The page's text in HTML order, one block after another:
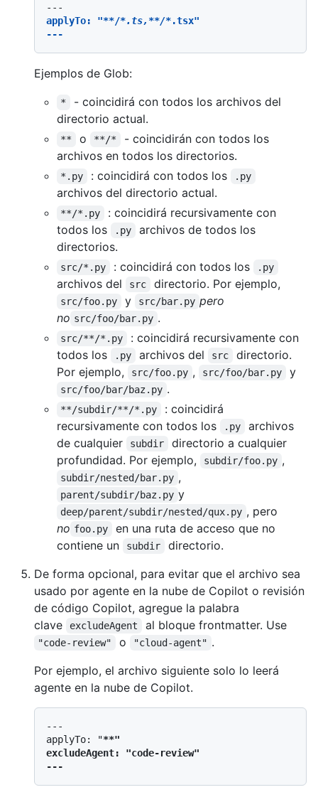
applyTo: "**/*.ts,**/*.tsx"
Ejemplos de Glob:
*
- coincidirá con todos los archivos del
directorio actual.
** o **/*
- coincidirán con todos los
archivos en todos los directorios.
*.py : coincidirá con todos los .py
archivos del directorio actual.
**/*.py
: coincidirá recursivamente con
todos los
.py
archivos de todos los
directorios.
src/*.py : coincidirá con todos los .py
archivos del src directorio. Por ejemplo,
src/foo.py y src/bar.py pero
no src/foo/bar.py .
src/**/*.py
: coincidirá recursivamente con
todos los
.py archivos del src
directorio.
Por ejemplo,
src/foo.py , src/foo/bar.py y
src/foo/bar/baz.py .
**/subdir/**/*.py
: coincidirá
recursivamente con todos los
.py
archivos
de cualquier
subdir
directorio a cualquier
profundidad. Por ejemplo,
subdir/foo.py ,
subdir/nested/bar.py ,
parent/subdir/baz.py y
deep/parent/subdir/nested/qux.py , pero
no foo.py
en una ruta de acceso que no
contiene un
subdir
directorio.
De forma opcional, para evitar que el archivo sea
usado por agente en la nube de Copilot o revisión
de código Copilot, agregue la palabra
clave
excludeAgent al bloque frontmatter. Use
"code-review" o "cloud-agent" .
Por ejemplo, el archivo siguiente solo lo leerá
agente en la nube de Copilot.
---
applyTo: "**"
excludeAgent: "code-review"